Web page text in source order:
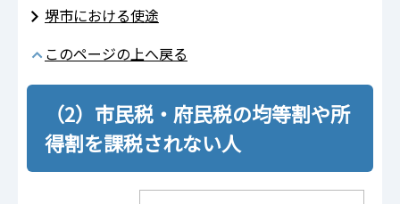
堺市における使途
このページの上へ戻る
（2）市民税・府民税の均等割や所
得割を課税されない人